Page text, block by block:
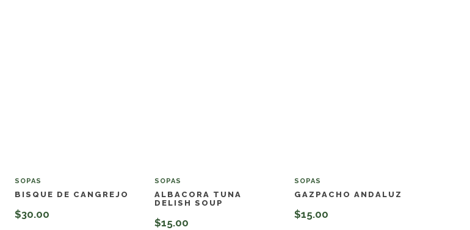
SOPAS
BISQUE DE CANGREJO
$30.00
SOPAS
ALBACORA TUNA
DELISH SOUP
$15.00
SOPAS
GAZPACHO ANDALUZ
$15.00